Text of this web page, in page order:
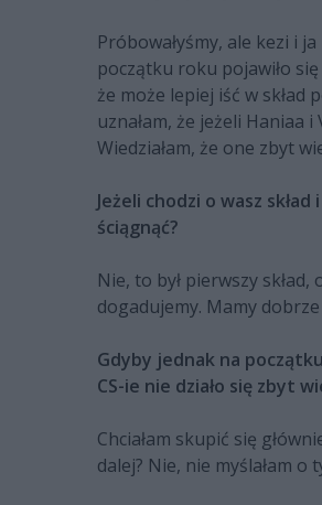
Próbowałyśmy, ale kezi i
początku roku pojawiło
że może lepiej iść w skład
uznałam, że jeżeli Haniaa
Wiedziałam, że one zbyt
Jeżeli chodzi o wasz
ściągnąć?
Nie, to był pierwszy
dogadujemy. Mamy
Gdyby jednak na
CS-ie nie działo się zbyt
Chciałam skupić się
dalej? Nie, nie myślałam o